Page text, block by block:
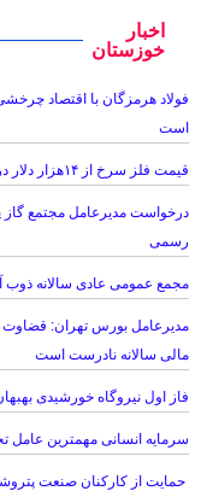
اخبار
خوزستان
فولاد هرمزگان با اقتصاد
است
قیمت فلز سرخ از ۱۴هزار دلار در هر تن عبور کرد
درخواست مدیرعامل مجتمع
رسمی
مجمع عمومی عادی سالانه ذوب
مدیرعامل بورس تهران: قضاوت
مالی سالانه نادرست است
فاز اول نیروگاه خورشیدی
سرمایه انسانی مهمترین عامل
حمایت از کارکنان صنعت